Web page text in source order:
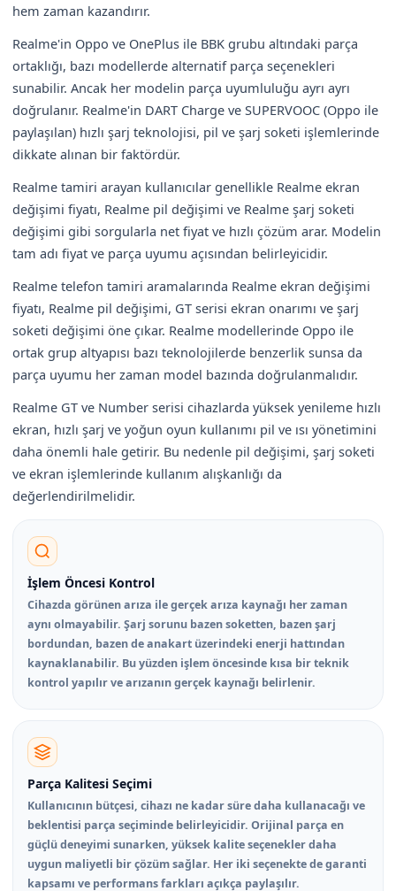
hem zaman kazandırır.
Realme'in Oppo ve OnePlus ile BBK grubu altındaki parça
ortaklığı, bazı modellerde alternatif parça seçenekleri
sunabilir. Ancak her modelin parça uyumluluğu ayrı ayrı
doğrulanır. Realme'in DART Charge ve SUPERVOOC (Oppo ile
paylaşılan) hızlı şarj teknolojisi, pil ve şarj soketi işlemlerinde
dikkate alınan bir faktördür.
Realme tamiri arayan kullanıcılar genellikle Realme ekran
değişimi fiyatı, Realme pil değişimi ve Realme şarj soketi
değişimi gibi sorgularla net fiyat ve hızlı çözüm arar. Modelin
tam adı fiyat ve parça uyumu açısından belirleyicidir.
Realme telefon tamiri aramalarında Realme ekran değişimi
fiyatı, Realme pil değişimi, GT serisi ekran onarımı ve şarj
soketi değişimi öne çıkar. Realme modellerinde Oppo ile
ortak grup altyapısı bazı teknolojilerde benzerlik sunsa da
parça uyumu her zaman model bazında doğrulanmalıdır.
Realme GT ve Number serisi cihazlarda yüksek yenileme hızlı
ekran, hızlı şarj ve yoğun oyun kullanımı pil ve ısı yönetimini
daha önemli hale getirir. Bu nedenle pil değişimi, şarj soketi
ve ekran işlemlerinde kullanım alışkanlığı da
değerlendirilmelidir.
İşlem Öncesi Kontrol
Cihazda görünen arıza ile gerçek arıza kaynağı her zaman
aynı olmayabilir. Şarj sorunu bazen soketten, bazen şarj
bordundan, bazen de anakart üzerindeki enerji hattından
kaynaklanabilir. Bu yüzden işlem öncesinde kısa bir teknik
kontrol yapılır ve arızanın gerçek kaynağı belirlenir.
Parça Kalitesi Seçimi
Kullanıcının bütçesi, cihazı ne kadar süre daha kullanacağı ve
beklentisi parça seçiminde belirleyicidir. Orijinal parça en
güçlü deneyimi sunarken, yüksek kalite seçenekler daha
uygun maliyetli bir çözüm sağlar. Her iki seçenekte de garanti
kapsamı ve performans farkları açıkça paylaşılır.